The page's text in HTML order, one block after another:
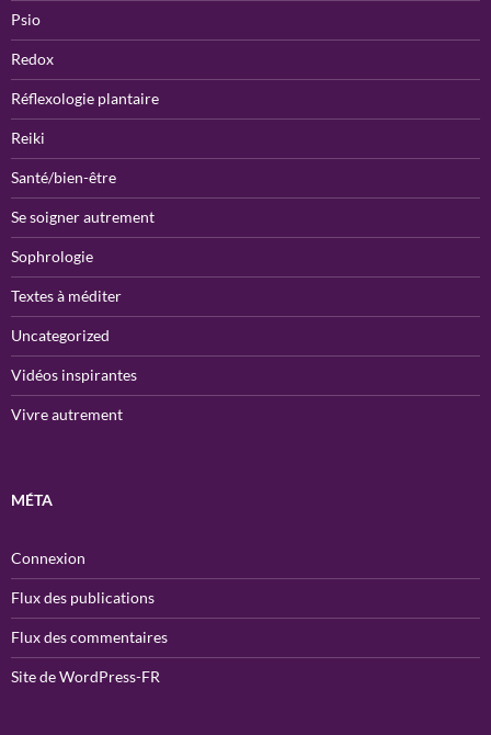
Psio
Redox
Réflexologie plantaire
Reiki
Santé/bien-être
Se soigner autrement
Sophrologie
Textes à méditer
Uncategorized
Vidéos inspirantes
Vivre autrement
MÉTA
Connexion
Flux des publications
Flux des commentaires
Site de WordPress-FR